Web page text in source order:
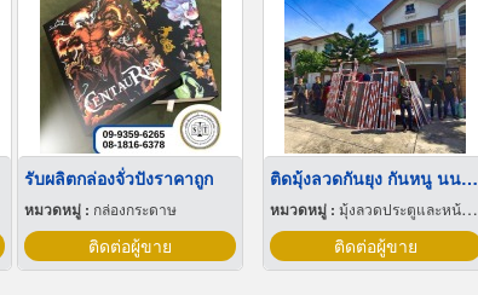
รับผลิตกล่องจั่วปังราคาถูก
หมวดหมู่ : กล่องกระดาษ
ติดต่อผู้ขาย
ติดมุ้งลวดกันยุง กันหนู นนทบุรี
หมวดหมู่ : มุ้งลวดประตูและหน้าต่าง
ติดต่อผู้ขาย